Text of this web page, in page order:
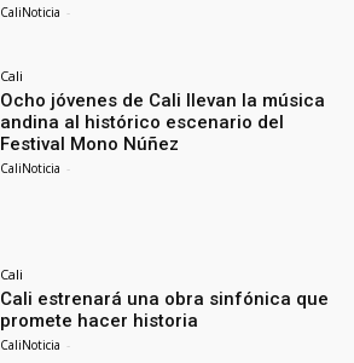
CaliNoticia -
Cali
Ocho jóvenes de Cali llevan la música
andina al histórico escenario del
Festival Mono Núñez
CaliNoticia -
Cali
Cali estrenará una obra sinfónica que
promete hacer historia
CaliNoticia -